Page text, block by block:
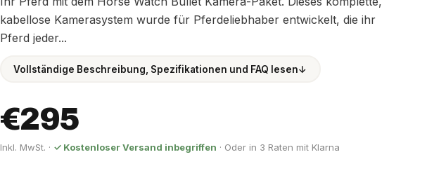
kabellose Kamerasystem wurde für Pferdeliebhaber entwickelt, die ihr
Pferd jeder...
Vollständige Beschreibung, Spezifikationen und FAQ lesen↓
€295
Inkl. MwSt. · ✓ Kostenloser Versand inbegriffen · Oder in 3 Raten mit Klarna